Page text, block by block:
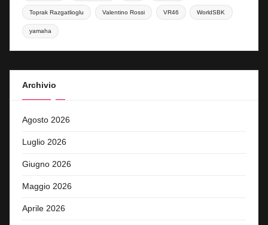
Toprak Razgatlioglu Valentino Rossi VR46 WorldSBK
yamaha
Archivio
Agosto 2026
Luglio 2026
Giugno 2026
Maggio 2026
Aprile 2026